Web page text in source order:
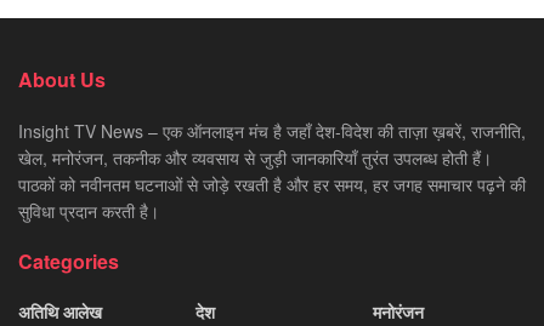
About Us
Insight TV News – एक ऑनलाइन मंच है जहाँ देश-विदेश की ताज़ा ख़बरें, राजनीति,
खेल, मनोरंजन, तकनीक और व्यवसाय से जुड़ी जानकारियाँ तुरंत उपलब्ध होती हैं।
पाठकों को नवीनतम घटनाओं से जोड़े रखती है और हर समय, हर जगह समाचार पढ़ने की
सुविधा प्रदान करती है।
Categories
अतिथि आलेख
देश
मनोरंजन